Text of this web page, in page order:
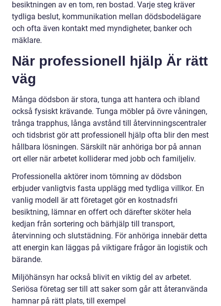
besiktningen av en tom, ren bostad. Varje steg kräver
tydliga beslut, kommunikation mellan dödsbodelägare
och ofta även kontakt med myndigheter, banker och
mäklare.
När professionell hjälp Är rätt
väg
Många dödsbon är stora, tunga att hantera och ibland
också fysiskt krävande. Tunga möbler på övre våningen,
trånga trapphus, långa avstånd till återvinningscentraler
och tidsbrist gör att professionell hjälp ofta blir den mest
hållbara lösningen. Särskilt när anhöriga bor på annan
ort eller när arbetet kolliderar med jobb och familjeliv.
Professionella aktörer inom tömning av dödsbon
erbjuder vanligtvis fasta upplägg med tydliga villkor. En
vanlig modell är att företaget gör en kostnadsfri
besiktning, lämnar en offert och därefter sköter hela
kedjan från sortering och bärhjälp till transport,
återvinning och slutstädning. För anhöriga innebär detta
att energin kan läggas på viktigare frågor än logistik och
bärande.
Miljöhänsyn har också blivit en viktig del av arbetet.
Seriösa företag ser till att saker som går att återanvända
hamnar på rätt plats, till exempel